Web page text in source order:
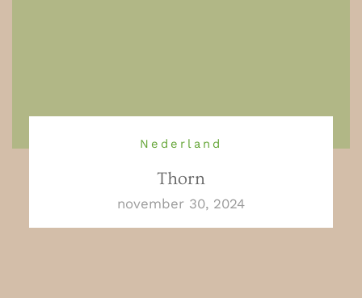
Nederland
Thorn
november 30, 2024